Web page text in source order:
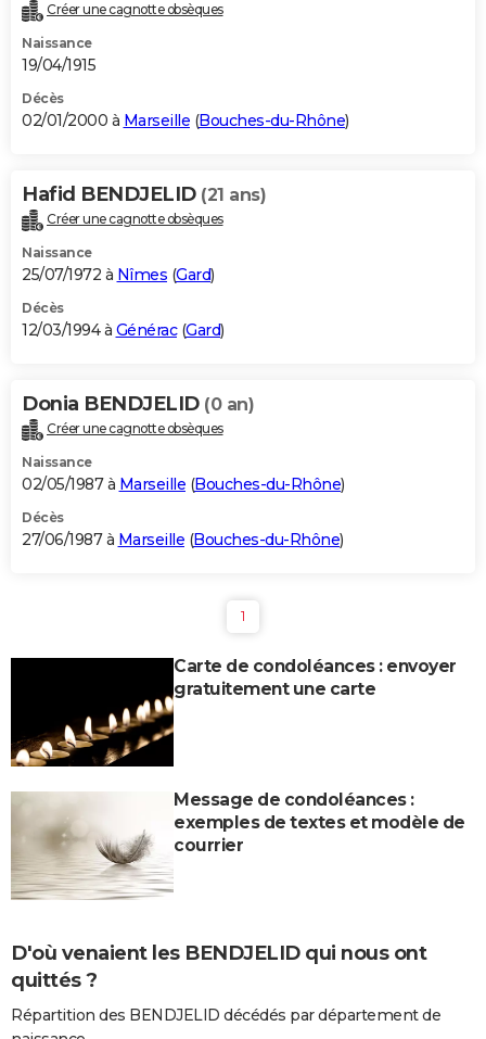
Créer une cagnotte obsèques
Naissance
19/04/1915
Décès
02/01/2000 à Marseille (Bouches-du-Rhône)
Hafid BENDJELID (21 ans)
Créer une cagnotte obsèques
Naissance
25/07/1972 à Nîmes (Gard)
Décès
12/03/1994 à Générac(Gard)
Donia BENDJELID (0 an)
Créer une cagnotte obsèques
Naissance
02/05/1987 à Marseille (Bouches-du-Rhône)
Décès
27/06/1987 à Marseille (Bouches-du-Rhône)
1
Carte de condoléances : envoyer
gratuitement une carte
Message de condoléances :
exemples de textes et modèle de
courrier
D'où venaient les BENDJELID qui nous ont
quittés ?
Répartition des BENDJELID décédés par département de